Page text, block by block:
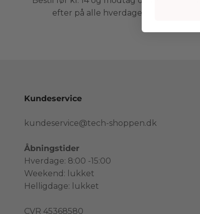
efter på alle hverdage.
Kundeservice
kundeservice@tech-shoppen.dk
Åbningstider
Hverdage: 8:00 -15:00
Weekend: lukket
Helligdage: lukket
CVR 45368580